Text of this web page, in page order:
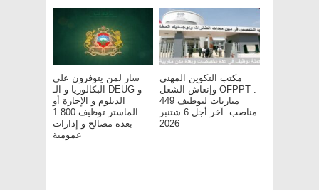
سار لمن يتوفرون على
البكالوريا و الـ DEUG و
الدبلوم و الإجازة أو
الماستر توظيف 1.800
بعدة مصالح و إدارات
عمومية
مكتب التكوين المهني
وإنعاش الشغل OFPPT :
مباريات لتوظيف 449
مناصب. آخر أجل 6 شتنبر
2026